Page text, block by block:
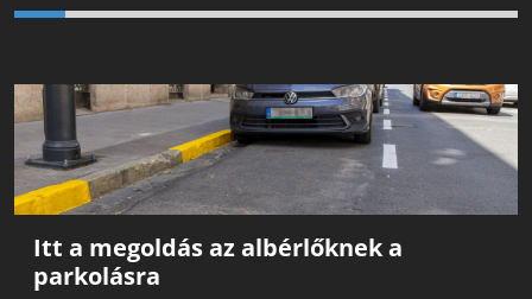
Itt a megoldás az albérlőknek a
parkolásra